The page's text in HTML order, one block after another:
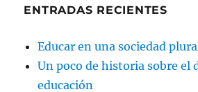
ENTRADAS RECIENTES
Educar en una sociedad
Un poco de historia sobre el
educación